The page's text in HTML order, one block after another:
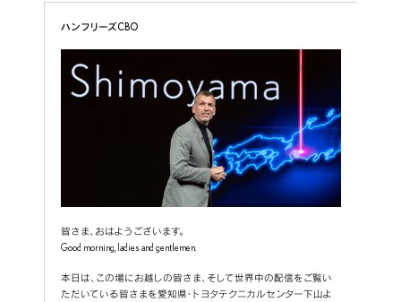
ハンフリーズCBO
皆さま、おはようございます。
Good morning, ladies and gentlemen.
本日は、この場にお越しの皆さま、そして世界中の配信をご覧い
ただいている皆さまを愛知県・トヨタテクニカルセンター下山よ